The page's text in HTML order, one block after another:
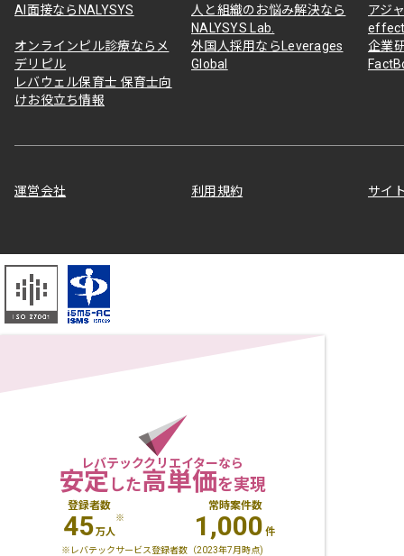
AI面接ならNALYSYS
人と組織のお悩み解決なら
NALYSYS Lab.
アジ
オンラインピル診療ならメ
デリピル
外国人採用ならLeverages
Global
企業
レバウェル保育士 保育士向
けお役立ち情報
運営会社 利用規約 サイ
レバテッククリエイターなら
安定した高単価を実現
登録者数
45万人
※
常時案件数
1,000 件
※レバテックサービス登録者数（2023年7月時点)